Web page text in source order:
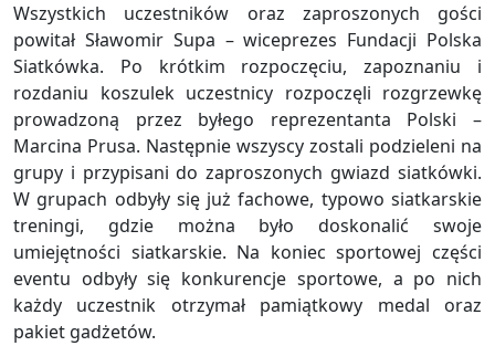
Wszystkich uczestników oraz zaproszonych gości
powitał Sławomir Supa – wiceprezes Fundacji Polska
Siatkówka. Po krótkim rozpoczęciu, zapoznaniu i
rozdaniu koszulek uczestnicy rozpoczęli rozgrzewkę
prowadzoną przez byłego reprezentanta Polski –
Marcina Prusa. Następnie wszyscy zostali podzieleni na
grupy i przypisani do zaproszonych gwiazd siatkówki.
W grupach odbyły się już fachowe, typowo siatkarskie
treningi, gdzie można było doskonalić swoje
umiejętności siatkarskie. Na koniec sportowej części
eventu odbyły się konkurencje sportowe, a po nich
każdy uczestnik otrzymał pamiątkowy medal oraz
pakiet gadżetów.